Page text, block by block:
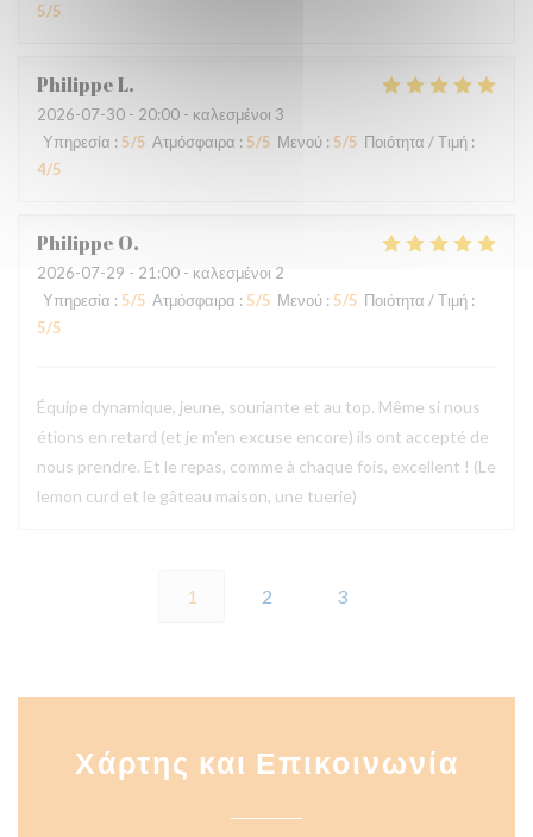
5/5
PhilippeL
2026-07-30 - 20:00 - καλεσμένοι 3
Υπηρεσία : 5/5 Ατμόσφαιρα : 5/5 Μενού : 5/5 Ποιότητα / Τιμή :
4/5
Philippe O
2026-07-29 - 21:00 - καλεσμένοι 2
Υπηρεσία : 5/5 Ατμόσφαιρα : 5/5 Μενού : 5/5 Ποιότητα / Τιμή :
5/5
Équipe dynamique, jeune, souriante et au top. Même si nous
étions en retard (et je m'en excuse encore) ils ont accepté de
nous prendre. Et le repas, comme à chaque fois, excellent ! (Le
lemon curd et le gâteau maison, une tuerie)
1 2 3
Χάρτης και Επικοινωνία